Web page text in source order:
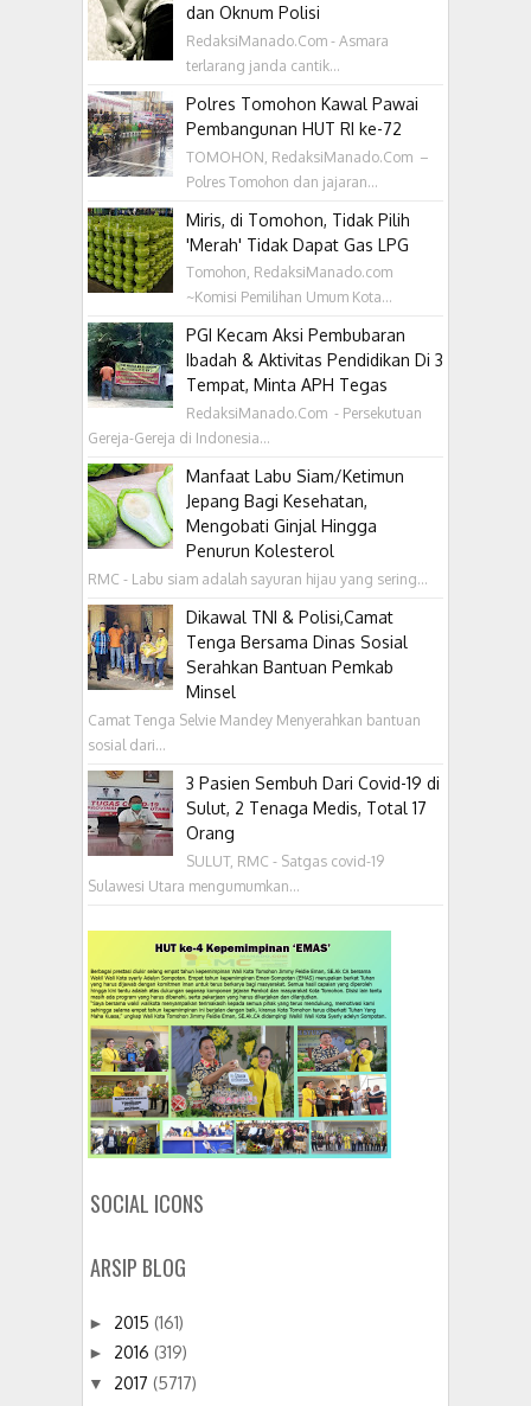
dan Oknum Polisi
RedaksiManado.Com - Asmara
terlarang janda cantik...
Polres Tomohon Kawal Pawai
Pembangunan HUT RI ke-72
TOMOHON, RedaksiManado.Com –
Polres Tomohon dan jajaran...
Miris, di Tomohon, Tidak Pilih
'Merah' Tidak Dapat Gas LPG
Tomohon, RedaksiManado.com
~Komisi Pemilihan Umum Kota...
PGI Kecam Aksi Pembubaran
Ibadah & Aktivitas Pendidikan Di 3
Tempat, Minta APH Tegas
RedaksiManado.Com - Persekutuan
Gereja-Gereja di Indonesia...
Manfaat Labu Siam/Ketimun
Jepang Bagi Kesehatan,
Mengobati Ginjal Hingga
Penurun Kolesterol
RMC - Labu siam adalah sayuran hijau yang sering...
Dikawal TNI & Polisi,Camat
Tenga Bersama Dinas Sosial
Serahkan Bantuan Pemkab
Minsel
Camat Tenga Selvie Mandey Menyerahkan bantuan
sosial dari...
3 Pasien Sembuh Dari Covid-19 di
Sulut, 2 Tenaga Medis, Total 17
Orang
SULUT, RMC - Satgas covid-19
Sulawesi Utara mengumumkan...
SOCIAL ICONS
ARSIP BLOG
► 2015 (161)
► 2016 (319)
▼ 2017 (5717)